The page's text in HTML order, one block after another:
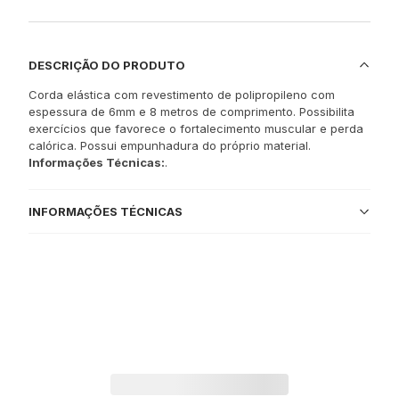
DESCRIÇÃO DO PRODUTO
Corda elástica com revestimento de polipropileno com
espessura de 6mm e 8 metros de comprimento. Possibilita
exercícios que favorece o fortalecimento muscular e perda
calórica. Possui empunhadura do próprio material.
Informações Técnicas:.
INFORMAÇÕES TÉCNICAS